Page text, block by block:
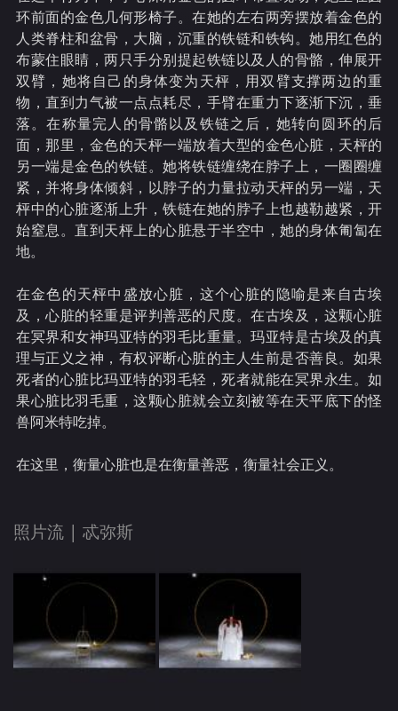
环前面的金色几何形椅子。在她的左右两旁摆放着金色的
人类脊柱和盆骨，大脑，沉重的铁链和铁钩。她用红色的
布蒙住眼睛，两只手分别提起铁链以及人的骨骼，伸展开
双臂，她将自己的身体变为天枰，用双臂支撑两边的重
物，直到力气被一点点耗尽，手臂在重力下逐渐下沉，垂
落。在称量完人的骨骼以及铁链之后，她转向圆环的后
面，那里，金色的天枰一端放着大型的金色心脏，天枰的
另一端是金色的铁链。她将铁链缠绕在脖子上，一圈圈缠
紧，并将身体倾斜，以脖子的力量拉动天枰的另一端，天
枰中的心脏逐渐上升，铁链在她的脖子上也越勒越紧，开
始窒息。直到天枰上的心脏悬于半空中，她的身体匍匐在
地。
在金色的天枰中盛放心脏，这个心脏的隐喻是来自古埃
及，心脏的轻重是评判善恶的尺度。在古埃及，这颗心脏
在冥界和女神玛亚特的羽毛比重量。玛亚特是古埃及的真
理与正义之神，有权评断心脏的主人生前是否善良。如果
死者的心脏比玛亚特的羽毛轻，死者就能在冥界永生。如
果心脏比羽毛重，这颗心脏就会立刻被等在天平底下的怪
兽阿米特吃掉。
在这里，衡量心脏也是在衡量善恶，衡量社会正义。
照片流 | 忒弥斯